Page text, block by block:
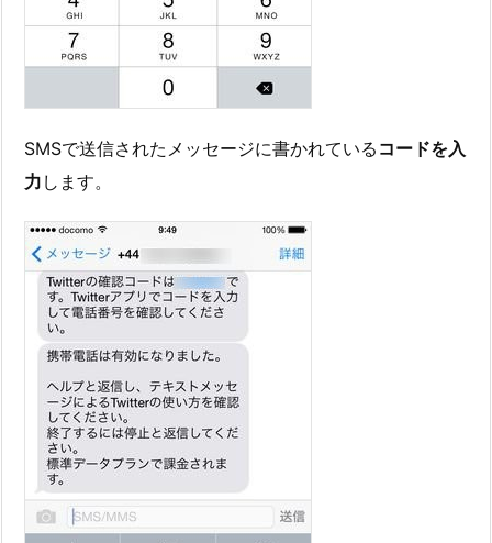
SMSで送信されたメッセージに書かれている コードを入
力 します。